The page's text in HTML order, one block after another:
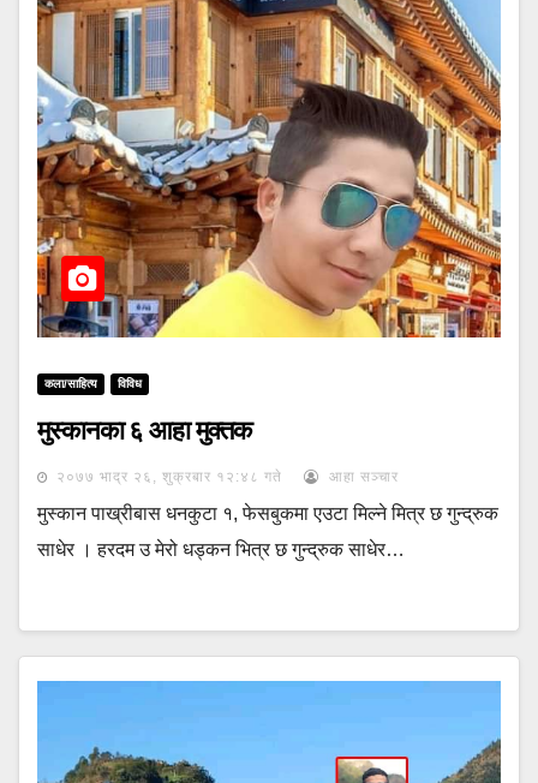
कला/साहित्य विविध
मुस्कानका ६ आहा मुक्तक
२०७७ भाद्र २६, शुक्रबार १२:४८ गते आहा सञ्चार
मुस्कान पाख्रीबास धनकुटा १, फेसबुकमा एउटा मिल्ने मित्र छ गुन्द्रुक
साधेर । हरदम उ मेरो धड्कन भित्र छ गुन्द्रुक साधेर…